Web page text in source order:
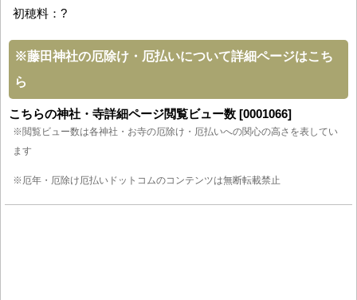
初穂料：?
※藤田神社の厄除け・厄払いについて詳細ページはこち
ら
こちらの神社・寺詳細ページ閲覧ビュー数 [0001066]
※閲覧ビュー数は各神社・お寺の厄除け・厄払いへの関心の高さを表してい
ます
※厄年・厄除け厄払いドットコムのコンテンツは無断転載禁止